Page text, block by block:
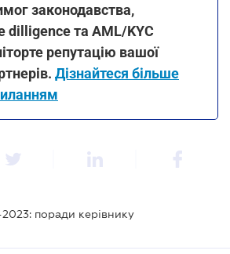
законодавства,
dilligence та AML/KYC
репутацію вашої
Дізнайтеся більше
поради керівнику